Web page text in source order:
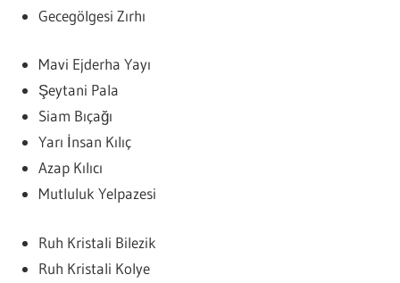
Gecegölgesi Zırhı
Mavi Ejderha Yayı
Şeytani Pala
Siam Bıçağı
Yarı İnsan Kılıç
Azap Kılıcı
Mutluluk Yelpazesi
Ruh Kristali Bilezik
Ruh Kristali Kolye